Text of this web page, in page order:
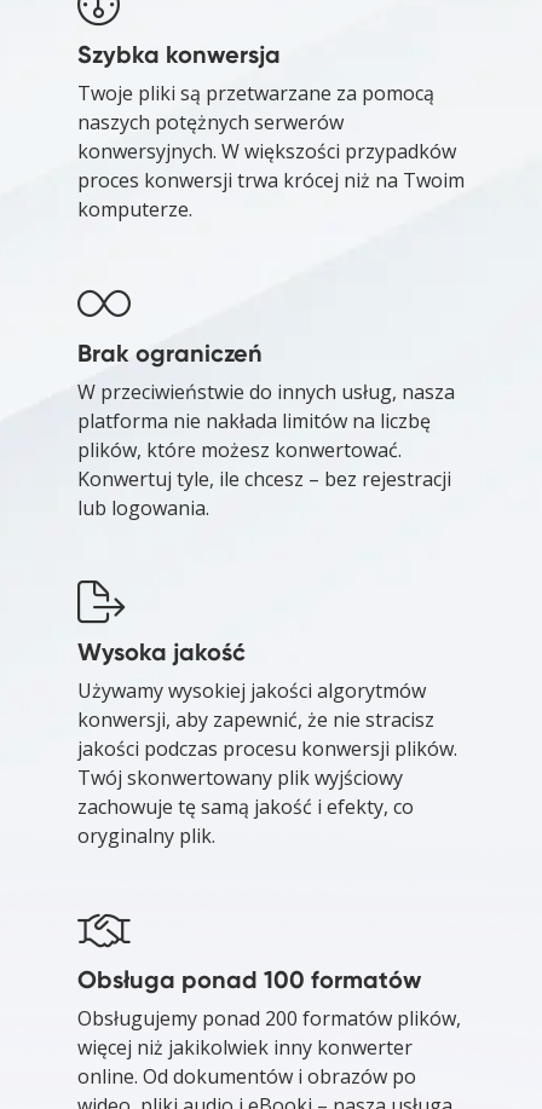
Szybka konwersja
Twoje pliki są przetwarzane za pomocą
naszych potężnych serwerów
konwersyjnych. W większości przypadków
proces konwersji trwa krócej niż na Twoim
komputerze.
Brak ograniczeń
W przeciwieństwie do innych usług, nasza
platforma nie nakłada limitów na liczbę
plików, które możesz konwertować.
Konwertuj tyle, ile chcesz – bez rejestracji
lub logowania.
Wysoka jakość
Używamy wysokiej jakości algorytmów
konwersji, aby zapewnić, że nie stracisz
jakości podczas procesu konwersji plików.
Twój skonwertowany plik wyjściowy
zachowuje tę samą jakość i efekty, co
oryginalny plik.
Obsługa ponad 100 formatów
Obsługujemy ponad 200 formatów plików,
więcej niż jakikolwiek inny konwerter
online. Od dokumentów i obrazów po